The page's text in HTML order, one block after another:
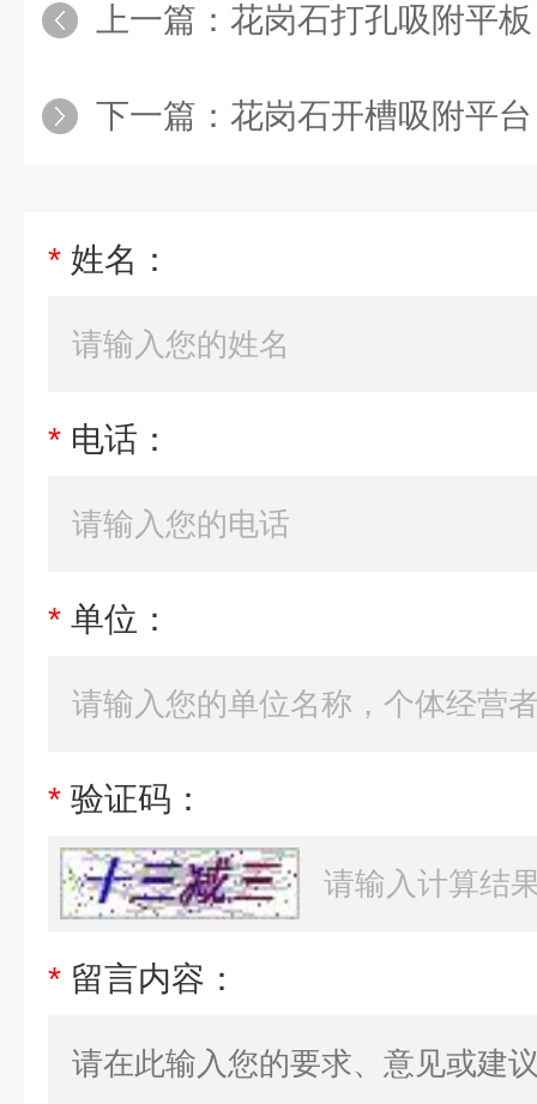
上一篇： 花岗石打孔吸附平板
下一篇： 花岗石开槽吸附平台
* 姓名：
* 电话：
* 单位：
* 验证码：
* 留言内容：